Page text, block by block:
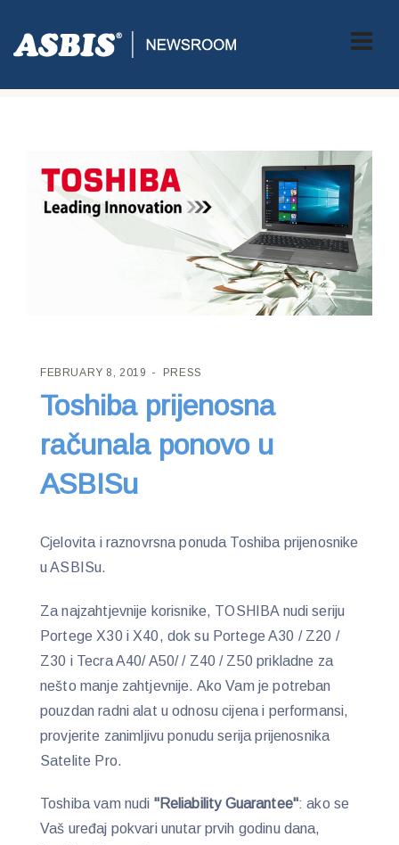
ASBIS CROATIA> PRESS> TOSHIBA PRIJENOSNA RAČUNALA
FEBRUARY 8, 2019 PRESS
Toshiba prijenosna
računala ponovo u
ASBISu
Cjelovita i raznovrsna ponuda Toshiba prijenosnike
u ASBISu.
Za najzahtjevnije korisnike, TOSHIBA nudi seriju
Portege X30 i X40, dok su Portege A30 / Z20 /
Z30 i Tecra A40/ A50/ / Z40 / Z50 prikladne za
nešto manje zahtjevnije. Ako Vam je potreban
pouzdan radni alat u odnosu cijena i performansi,
provjerite zanimljivu ponudu serija prijenosnika
Satelite Pro.
Toshiba vam nudi "Reliability Guarantee": ako se
Vaš uređaj pokvari unutar prvih godinu dana,